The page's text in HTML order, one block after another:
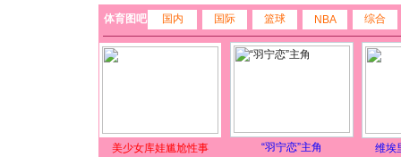
体育图吧 国内 国际 篮球 NBA 综合
美少女库娃尴尬性事 “羽宁恋”主角 维埃